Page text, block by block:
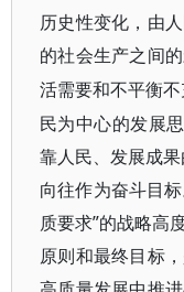
历史性变化，由
的社会生产之间
活需要和不平衡
民为中心的发展
靠人民、发展成
向往作为奋斗目
质要求”的战略高
原则和最终目标